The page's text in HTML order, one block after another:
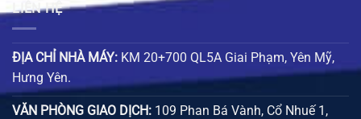
LIÊN HỆ
ĐỊA CHỈ NHÀ MÁY: KM 20+700 QL5A Giai Phạm, Yên Mỹ,
Hưng Yên.
VĂN PHÒNG GIAO DỊCH: 109 Phan Bá Vành, Cổ Nhuế 1,